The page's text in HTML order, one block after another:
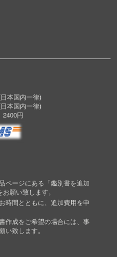
国内一律)
本国内一律)
円
ページにある「鑑別書を追加
願い致します。
時間とともに、追加費用を申
作成をご希望の場合には、事
い致します。